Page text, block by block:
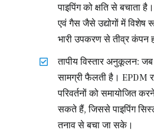
पाइपिंग को क्षति से बचाता
एवं गैस जैसे उद्योगों में विशेष
भारी उपकरण से तीव्र कंपन
तापीय विस्तार अनुकूलन: जब
सामग्री फैलती है। EPDM
परिवर्तनों को समायोजित
सकते हैं, जिससे पाइपिंग
तनाव से बचा जा सके।